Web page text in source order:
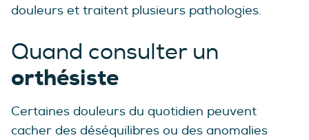
douleurs et traitent plusieurs pathologies.
Quand consulter un
orthésiste
Certaines douleurs du quotidien peuvent
cacher des déséquilibres ou des anomalies